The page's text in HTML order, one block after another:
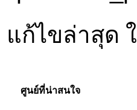
แก้ไขล่าสุด
ศูนย์ที่น่าสนใจ